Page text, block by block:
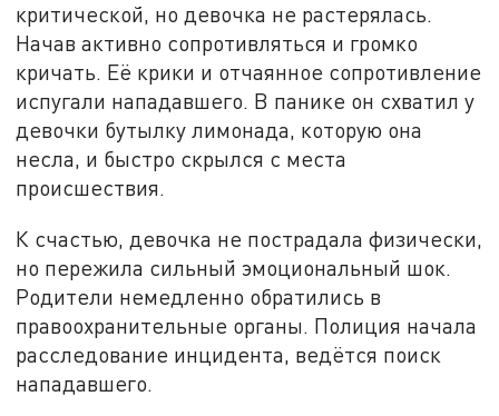
критической, но девочка не растерялась.
Начав активно сопротивляться и громко
кричать. Её крики и отчаянное сопротивление
испугали нападавшего. В панике он схватил у
девочки бутылку лимонада, которую она
несла, и быстро скрылся с места
происшествия.
К счастью, девочка не пострадала физически,
но пережила сильный эмоциональный шок.
Родители немедленно обратились в
правоохранительные органы. Полиция начала
расследование инцидента, ведётся поиск
нападавшего.